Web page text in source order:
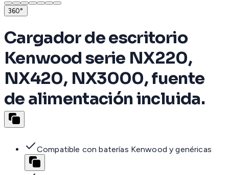
360°
Cargador de escritorio
Kenwood serie NX220,
NX420, NX3000, fuente
de alimentación incluida.
Compatible con baterías Kenwood y genéricas